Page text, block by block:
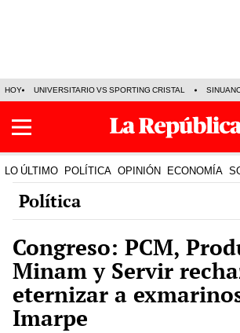
HOY UNIVERSITARIO VS SPORTING CRISTAL
LO ÚLTIMO POLÍTICA OPINIÓN ECONOMÍA
Política
Congreso: PCM,
Minam y Servir
eternizar a
Imarpe